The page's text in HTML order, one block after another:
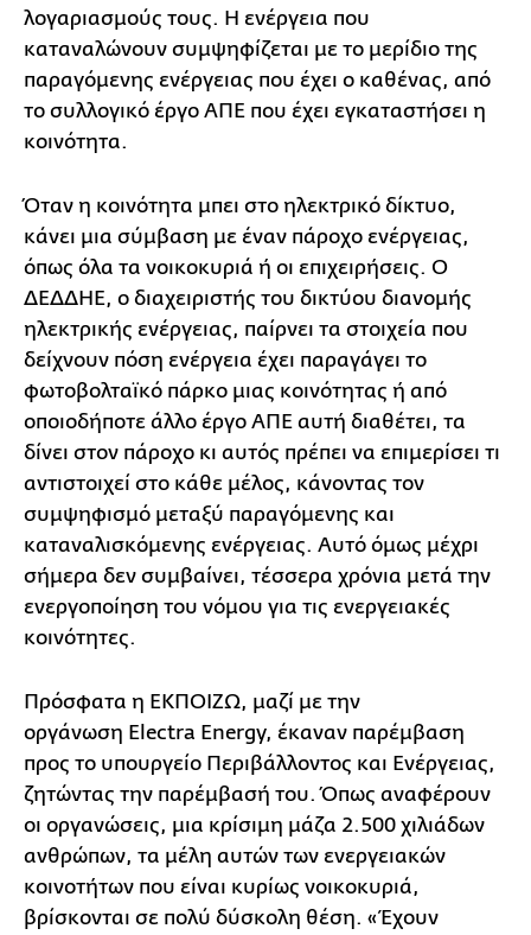
λογαριασμούς τους. Η ενέργεια που
καταναλώνουν συμψηφίζεται με το μερίδιο της
παραγόμενης ενέργειας που έχει ο καθένας, από
το συλλογικό έργο ΑΠΕ που έχει εγκαταστήσει η
κοινότητα.
Όταν η κοινότητα μπει στο ηλεκτρικό δίκτυο,
κάνει μια σύμβαση με έναν πάροχο ενέργειας,
όπως όλα τα νοικοκυριά ή οι επιχειρήσεις. Ο
ΔΕΔΔΗΕ, ο διαχειριστής του δικτύου διανομής
ηλεκτρικής ενέργειας, παίρνει τα στοιχεία που
δείχνουν πόση ενέργεια έχει παραγάγει το
φωτοβολταϊκό πάρκο μιας κοινότητας ή από
οποιοδήποτε άλλο έργο ΑΠΕ αυτή διαθέτει, τα
δίνει στον πάροχο κι αυτός πρέπει να επιμερίσει τι
αντιστοιχεί στο κάθε μέλος, κάνοντας τον
συμψηφισμό μεταξύ παραγόμενης και
καταναλισκόμενης ενέργειας. Αυτό όμως μέχρι
σήμερα δεν συμβαίνει, τέσσερα χρόνια μετά την
ενεργοποίηση του νόμου για τις ενεργειακές
κοινότητες.
Πρόσφατα η ΕΚΠΟΙΖΩ, μαζί με την
οργάνωση Electra Energy, έκαναν παρέμβαση
προς το υπουργείο Περιβάλλοντος και Ενέργειας,
ζητώντας την παρέμβασή του. Όπως αναφέρουν
οι οργανώσεις, μια κρίσιμη μάζα 2.500 χιλιάδων
ανθρώπων, τα μέλη αυτών των ενεργειακών
κοινοτήτων που είναι κυρίως νοικοκυριά,
βρίσκονται σε πολύ δύσκολη θέση. «Έχουν